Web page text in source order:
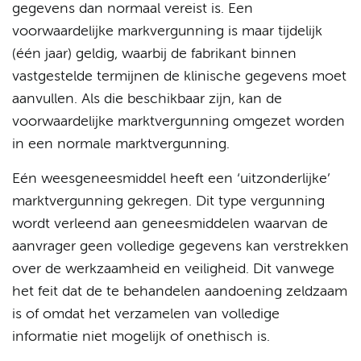
gegevens dan normaal vereist is. Een
voorwaardelijke markvergunning is maar tijdelijk
(één jaar) geldig, waarbij de fabrikant binnen
vastgestelde termijnen de klinische gegevens moet
aanvullen. Als die beschikbaar zijn, kan de
voorwaardelijke marktvergunning omgezet worden
in een normale marktvergunning.
Eén weesgeneesmiddel heeft een ‘uitzonderlijke’
marktvergunning gekregen. Dit type vergunning
wordt verleend aan geneesmiddelen waarvan de
aanvrager geen volledige gegevens kan verstrekken
over de werkzaamheid en veiligheid. Dit vanwege
het feit dat de te behandelen aandoening zeldzaam
is of omdat het verzamelen van volledige
informatie niet mogelijk of onethisch is.